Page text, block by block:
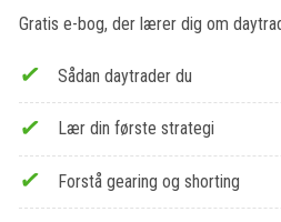
Gratis e-bog, der lærer dig om
Sådan daytrader du
Lær din første strategi
Forstå gearing og shorting